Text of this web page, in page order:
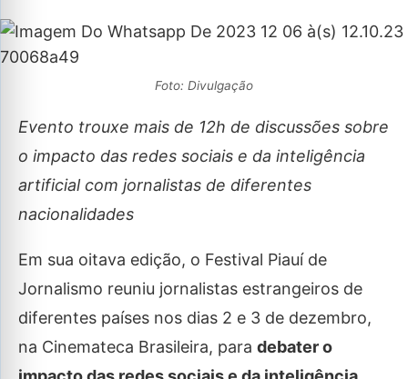
Foto: Divulgação
Evento trouxe mais de 12h de discussões sobre
o impacto das redes sociais e da inteligência
artificial com jornalistas de diferentes
nacionalidades
Em sua oitava edição, o Festival Piauí de
Jornalismo reuniu jornalistas estrangeiros de
diferentes países nos dias 2 e 3 de dezembro,
na Cinemateca Brasileira, para debater o